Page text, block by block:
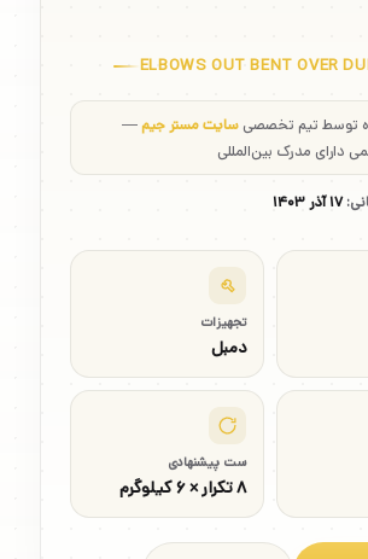
ELBOWS OUT BENT OVER
توسط تیم تخصصیسایت مستر جیم—
دارای مدرک بین‌المللی
۱۷ آذر ۱۴۰۳
تجهیزات
دمبل
ست پیشنهادی
۸ تکرار × ۶ کیلوگرم